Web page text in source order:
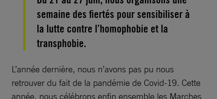
semaine des fiertés pour sensibiliser à
la lutte contre l’homophobie et la
transphobie.
L’année dernière, nous n’avons pas pu nous
retrouver du fait de la pandémie de Covid-19. Cette
année, nous célébrons enfin ensemble les Marches